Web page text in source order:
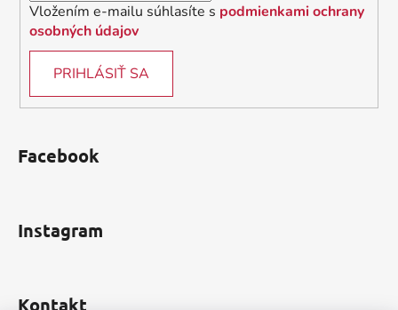
Vložením e-mailu súhlasíte s podmienkami ochrany
osobných údajov
PRIHLÁSIŤ SA
Facebook
Instagram
Kontakt